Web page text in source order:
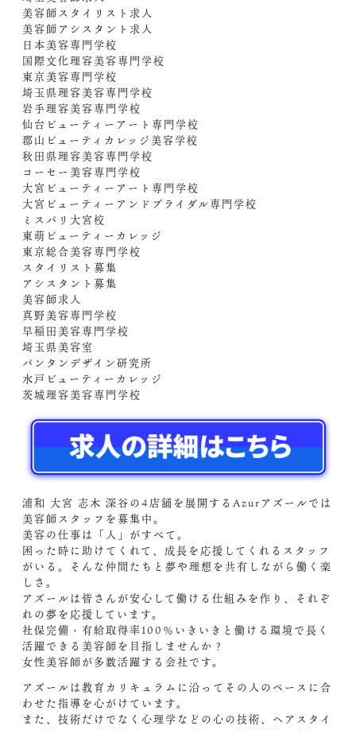
美容師スタイリスト求人
美容師アシスタント求人
日本美容専門学校
国際文化理容美容専門学校
東京美容専門学校
埼玉県理容美容専門学校
岩手理容美容専門学校
仙台ビューティーアート専門学校
郡山ビューティカレッジ美容学校
秋田県理容美容専門学校
コーセー美容専門学校
大宮ビューティーアート専門学校
大宮ビューティーアンドブライダル専門学校
ミスパリ大宮校
東萌ビューティーカレッジ
東京総合美容専門学校
スタイリスト募集
アシスタント募集
美容師求人
真野美容専門学校
早稲田美容専門学校
埼玉県美容室
バンタンデザイン研究所
水戸ビューティーカレッジ
茨城理容美容専門学校
浦和 大宮 志木 深谷の4店舗を展開するAzurアズールでは
美容師スタッフを募集中。
美容の仕事は「人」がすべて。
困った時に助けてくれて、成長を応援してくれるスタッフ
がいる。そんな仲間たちと夢や理想を共有しながら働く楽
しさ。
アズールは皆さんが安心して働ける仕組みを作り、それぞ
れの夢を応援しています。
社保完備・有給取得率100％いきいきと働ける環境で長く
活躍できる美容師を目指しませんか？
女性美容師が多数活躍する会社です。
アズールは教育カリキュラムに沿ってその人のペースに合
わせた指導を心がけています。
また、技術だけでなく心理学などの心の技術、ヘアスタイ